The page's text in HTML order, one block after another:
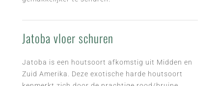
Jatoba vloer schuren
Jatoba is een houtsoort afkomstig uit Midden en
Zuid Amerika. Deze exotische harde houtsoort